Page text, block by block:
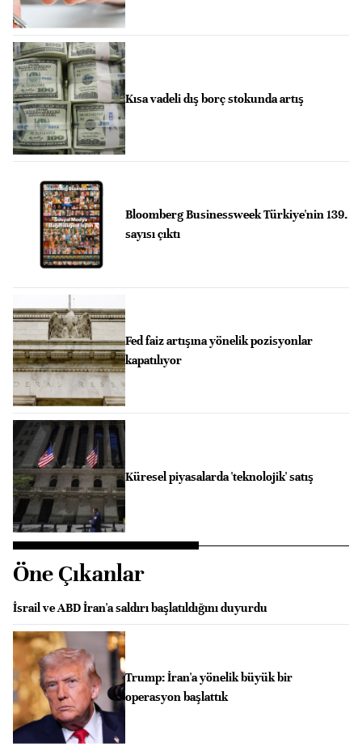
Kısa vadeli dış borç stokunda artış
Bloomberg Businessweek Türkiye'nin 139.
sayısı çıktı
Fed faiz artışına yönelik pozisyonlar
kapatılıyor
Küresel piyasalarda 'teknolojik' satış
Öne Çıkanlar
İsrail ve ABD İran'a saldırı başlatıldığını duyurdu
Trump: İran'a yönelik büyük bir
operasyon başlattık